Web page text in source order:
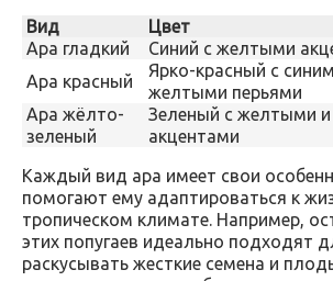
Вид
Цвет
Ара гладкий
Синий с желтыми
Ара красный
Ярко-красный с
желтыми перьями
Ара жёлто-
зеленый
Зеленый с желтыми
акцентами
Каждый вид ара имеет свои
помогают ему адаптироваться к
тропическом климате. Например,
этих попугаев идеально подходят
раскусывать жесткие семена и